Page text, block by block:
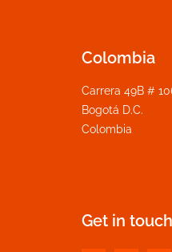
Colombia
Carrera 49B #
Bogotá D.C.
Colombia
Get in touch